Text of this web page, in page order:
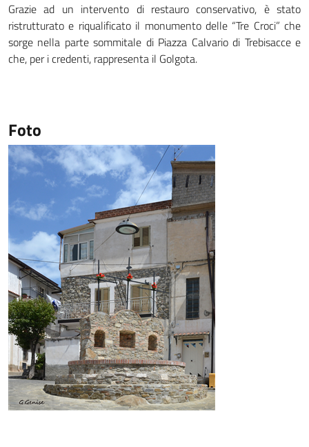
Grazie ad un intervento di restauro conservativo, è stato
ristrutturato e riqualificato il monumento delle “Tre Croci” che
sorge nella parte sommitale di Piazza Calvario di Trebisacce e
che, per i credenti, rappresenta il Golgota.
Foto